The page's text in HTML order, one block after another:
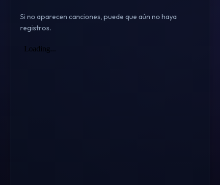
Si no aparecen canciones, puede que aún no haya
registros.